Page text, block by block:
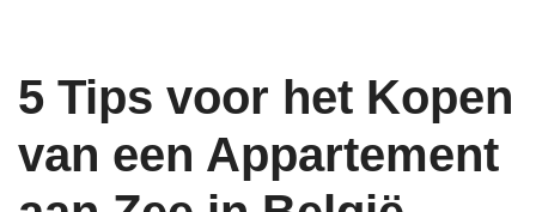
5 Tips voor het Kopen
van een Appartement